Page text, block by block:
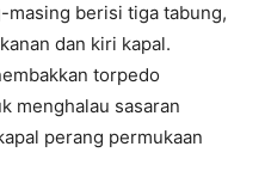
berisi tiga tabung,
dan kiri kapal.
torpedo
menghalau sasaran
perang permukaan